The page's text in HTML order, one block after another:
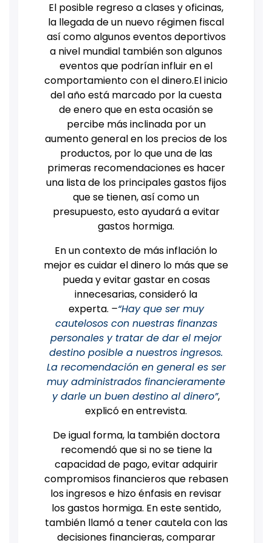
El posible regreso a clases y oficinas,
la llegada de un nuevo régimen fiscal
así como algunos eventos deportivos
a nivel mundial también son algunos
eventos que podrían influir en el
comportamiento con el dinero.El inicio
del año está marcado por la cuesta
de enero que en esta ocasión se
percibe más inclinada por un
aumento general en los precios de los
productos, por lo que una de las
primeras recomendaciones es hacer
una lista de los principales gastos fijos
que se tienen, así como un
presupuesto, esto ayudará a evitar
gastos hormiga.
En un contexto de más inflación lo
mejor es cuidar el dinero lo más que se
pueda y evitar gastar en cosas
innecesarias, consideró la
experta. –“Hay que ser muy
cautelosos con nuestras finanzas
personales y tratar de dar el mejor
destino posible a nuestros ingresos.
La recomendación en general es ser
muy administrados financieramente
y darle un buen destino al dinero”,
explicó en entrevista.
De igual forma, la también doctora
recomendó que si no se tiene la
capacidad de pago, evitar adquirir
compromisos financieros que rebasen
los ingresos e hizo énfasis en revisar
los gastos hormiga. En este sentido,
también llamó a tener cautela con las
decisiones financieras, comparar